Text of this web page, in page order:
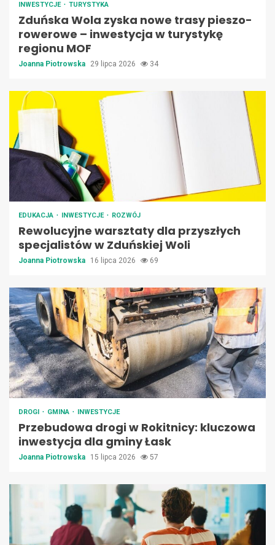
INWESTYCJE TURYSTYKA
Zduńska Wola zyska nowe trasy pieszo-
rowerowe – inwestycja w turystykę
regionu MOF
Joanna Piotrowska 29 lipca 2026 34
EDUKACJA INWESTYCJE ROZWÓJ
Rewolucyjne warsztaty dla przyszłych
specjalistów w Zduńskiej Woli
Joanna Piotrowska 16 lipca 2026 69
DROGI GMINA INWESTYCJE
Przebudowa drogi w Rokitnicy: kluczowa
inwestycja dla gminy Łask
Joanna Piotrowska 15 lipca 2026 57